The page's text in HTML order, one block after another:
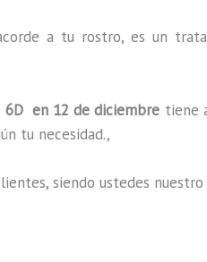
a tu rostro, es un
6D en 12 de diciembre tiene
tu necesidad.,
siendo ustedes